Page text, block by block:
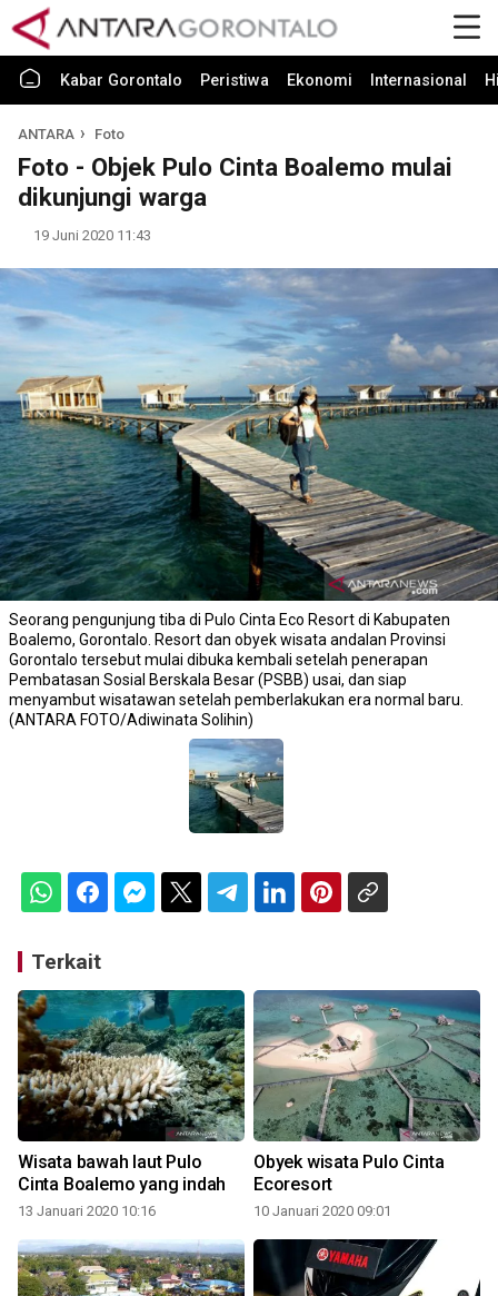
Kabar Gorontalo Peristiwa Ekonomi Internasional
ANTARA Foto
Foto - Objek Pulo Cinta Boalemo mulai
dikunjungi warga
19 Juni 2020 11:43
Seorang pengunjung tiba di Pulo Cinta Eco Resort di Kabupaten
Boalemo, Gorontalo. Resort dan obyek wisata andalan Provinsi
Gorontalo tersebut mulai dibuka kembali setelah penerapan
Pembatasan Sosial Berskala Besar (PSBB) usai, dan siap
menyambut wisatawan setelah pemberlakukan era normal baru.
(ANTARA FOTO/Adiwinata Solihin)
Terkait
Wisata bawah laut Pulo
Cinta Boalemo yang indah
13 Januari 2020 10:16
Obyek wisata Pulo Cinta
Ecoresort
10 Januari 2020 09:01